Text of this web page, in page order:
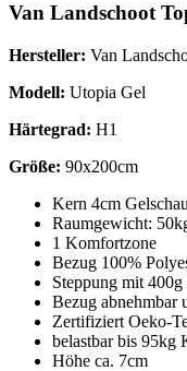
Van Landschoot
Hersteller: Van
Modell: Utopia Gel
Härtegrad: H1
Größe: 90x200cm
Kern 4cm
Raumgewicht:
1 Komfortzone
Bezug 100%
Steppung mit
Bezug abnehmbar
Zertifiziert Oeko-
belastbar bis 95kg
Höhe ca. 7cm